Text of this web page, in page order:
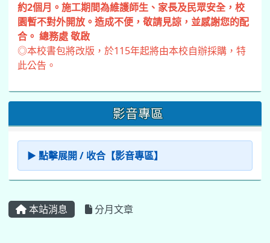
約2個月。施工期間為維護師生、家長及民眾安全，校
園暫不對外開放。造成不便，敬請見諒，並感謝您的配
合。 總務處 敬啟
◎本校書包將改版，於115年起將由本校自辦採購，特
此公告。
影音專區
▶ 點擊展開 / 收合【影音專區】
本站消息 分月文章